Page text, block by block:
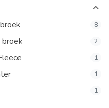
8
2
1
1
1